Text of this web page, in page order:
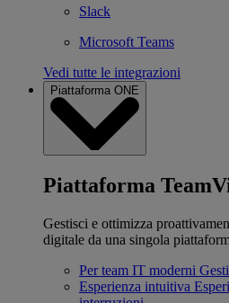
Slack
Microsoft Teams
Vedi tutte le integrazioni
Piattaforma ONE
Piattaforma
Gestisci e ottimizza
digitale da una singola
Per team IT moderni
Esperienza intuitiva